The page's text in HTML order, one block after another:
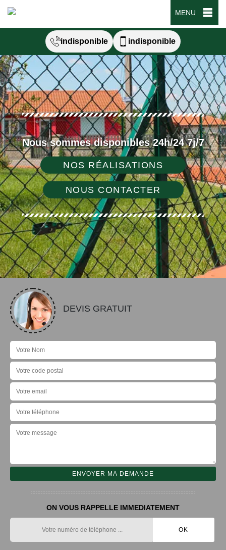
MENU
indisponible indisponible
Nous sommes disponibles 24h/24 7j/7
NOS RÉALISATIONS
NOUS CONTACTER
DEVIS GRATUIT
ON VOUS RAPPELLE IMMEDIATEMENT